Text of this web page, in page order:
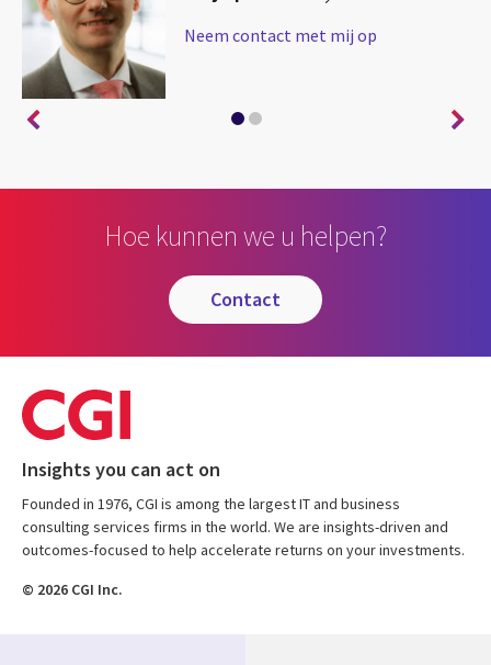
Neem contact met mij op
Hoe kunnen we u helpen?
contact
Insights you can act on
Founded in 1976, CGI is among the largest IT and business
consulting services firms in the world. We are insights-driven and
outcomes-focused to help accelerate returns on your investments.
© 2026 CGI Inc.